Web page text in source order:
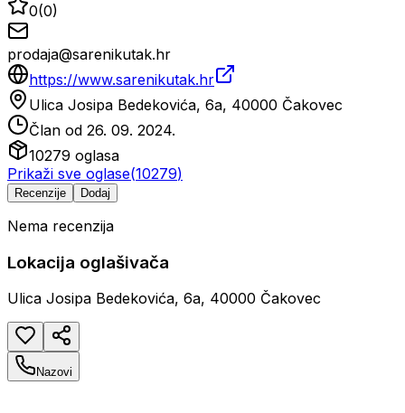
0(0)
prodaja@sarenikutak.hr
https://www.sarenikutak.hr
Ulica Josipa Bedekovića, 6a, 40000 Čakovec
Član od 26. 09. 2024.
10279 oglasa
Prikaži sve oglase(10279)
Recenzije Dodaj
Nema recenzija
Lokacija oglašivača
Ulica Josipa Bedekovića, 6a, 40000 Čakovec
Nazovi